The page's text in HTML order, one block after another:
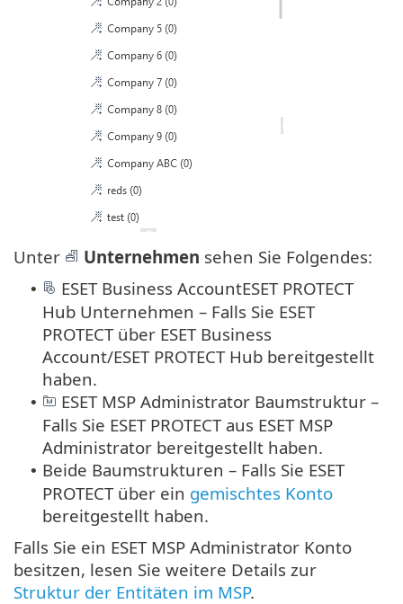
Unter Unternehmen sehen Sie Folgendes:
•
ESET Business AccountESET PROTECT
Hub Unternehmen – Falls Sie ESET
PROTECT über ESET Business
Account/ESET PROTECT Hub bereitgestellt
haben.
•
ESET MSP Administrator Baumstruktur –
Falls Sie ESET PROTECT aus ESET MSP
Administrator bereitgestellt haben.
• Beide Baumstrukturen – Falls Sie ESET
PROTECT über ein gemischtes Konto
bereitgestellt haben.
Falls Sie ein ESET MSP Administrator Konto
besitzen, lesen Sie weitere Details zur
Struktur der Entitäten im MSP.